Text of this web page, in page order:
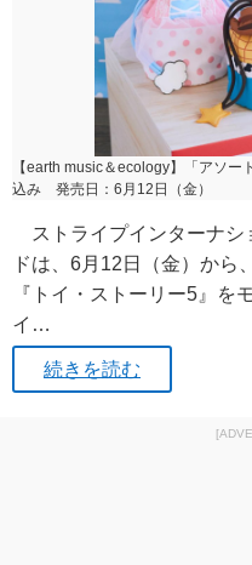
【earth music＆ecology】「アソ
込み 発売日：6月12日（金）
ストライプインターナシ
ドは、6月12日（金）から
『トイ・ストーリー5』を
イ…
続きを読む